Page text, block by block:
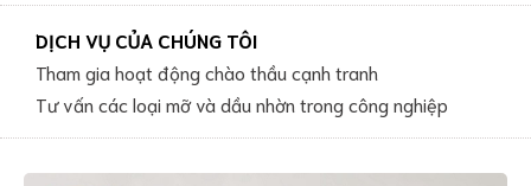
DỊCH VỤ CỦA CHÚNG TÔI
Tham gia hoạt động chào thầu cạnh tranh
Tư vấn các loại mỡ và dầu nhờn trong công nghiệp